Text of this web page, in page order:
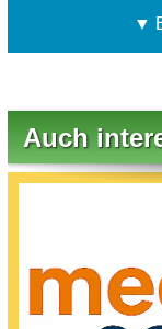
▼
Auch